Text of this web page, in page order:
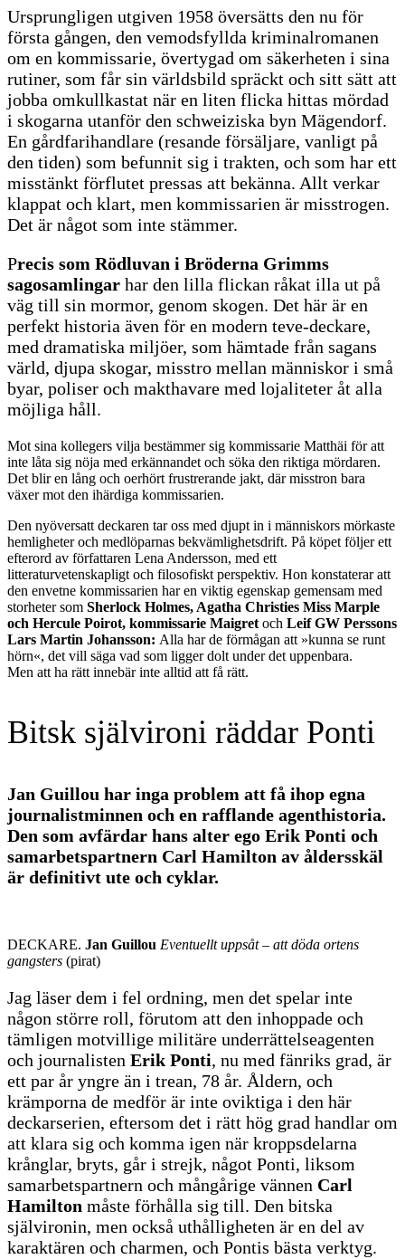
Ursprungligen utgiven 1958 översätts den nu för
första gången, den vemodsfyllda kriminalromanen
om en kommissarie, övertygad om säkerheten i sina
rutiner, som får sin världsbild spräckt och sitt sätt att
jobba omkullkastat när en liten flicka hittas mördad
i skogarna utanför den schweiziska byn Mägendorf.
En gårdfarihandlare (resande försäljare, vanligt på
den tiden) som befunnit sig i trakten, och som har ett
misstänkt förflutet pressas att bekänna. Allt verkar
klappat och klart, men kommissarien är misstrogen.
Det är något som inte stämmer.
Precis som Rödluvan i Bröderna Grimms
sagosamlingar har den lilla flickan råkat illa ut på
väg till sin mormor, genom skogen. Det här är en
perfekt historia även för en modern teve-deckare,
med dramatiska miljöer, som hämtade från sagans
värld, djupa skogar, misstro mellan människor i små
byar, poliser och makthavare med lojaliteter åt alla
möjliga håll.
Mot sina kollegers vilja bestämmer sig kommissarie Matthäi för att
inte låta sig nöja med erkännandet och söka den riktiga mördaren.
Det blir en lång och oerhört frustrerande jakt, där misstron bara
växer mot den ihärdiga kommissarien.
Den nyöversatt deckaren tar oss med djupt in i människors mörkaste
hemligheter och medlöparnas bekvämlighetsdrift. På köpet följer ett
efterord av författaren Lena Andersson, med ett
litteraturvetenskapligt och filosofiskt perspektiv. Hon konstaterar att
den envetne kommissarien har en viktig egenskap gemensam med
storheter som Sherlock Holmes, Agatha Christies Miss Marple
och Hercule Poirot, kommissarie Maigret och Leif GW Perssons
Lars Martin Johansson: Alla har de förmågan att »kunna se runt
hörn«, det vill säga vad som ligger dolt under det uppenbara.
Men att ha rätt innebär inte alltid att få rätt.
Bitsk självironi räddar Ponti
Jan Guillou har inga problem att få ihop egna
journalistminnen och en rafflande agenthistoria.
Den som avfärdar hans alter ego Erik Ponti och
samarbetspartnern Carl Hamilton av åldersskäl
är definitivt ute och cyklar.
DECKARE. Jan Guillou Eventuellt uppsåt – att döda ortens
gangsters (pirat)
Jag läser dem i fel ordning, men det spelar inte
någon större roll, förutom att den inhoppade och
tämligen motvillige militäre underrättelseagenten
och journalisten Erik Ponti, nu med fänriks grad, är
ett par år yngre än i trean, 78 år. Åldern, och
krämporna de medför är inte oviktiga i den här
deckarserien, eftersom det i rätt hög grad handlar om
att klara sig och komma igen när kroppsdelarna
krånglar, bryts, går i strejk, något Ponti, liksom
samarbetspartnern och mångårige vännen Carl
Hamilton måste förhålla sig till. Den bitska
självironin, men också uthålligheten är en del av
karaktären och charmen, och Pontis bästa verktyg.